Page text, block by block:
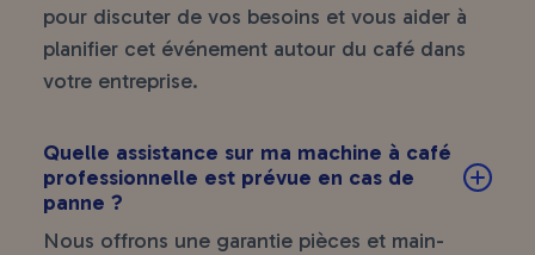
pour discuter de vos besoins et vous aider à
planifier cet événement autour du café dans
votre entreprise.
Quelle assistance sur ma machine à café
professionnelle est prévue en cas de
panne ?
Nous offrons une garantie pièces et main-